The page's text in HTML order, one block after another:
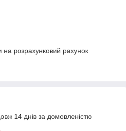
на розрахунковий рахунок
14 днів за домовленістю